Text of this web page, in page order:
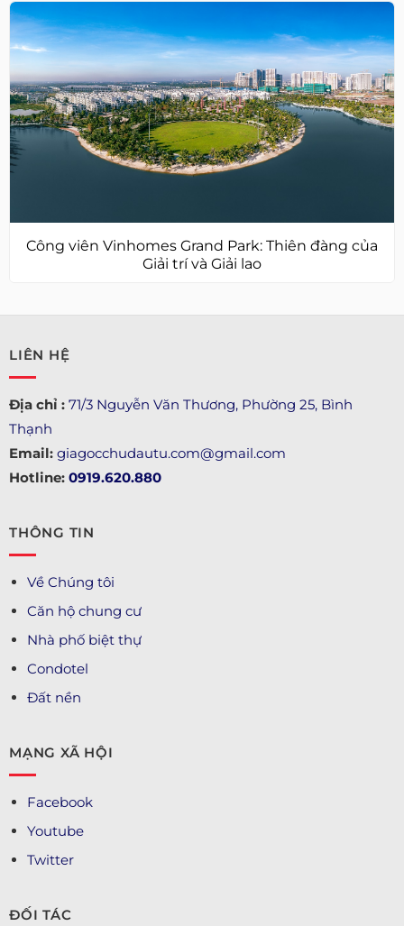
Công viên Vinhomes Grand Park: Thiên đàng của
Giải trí và Giải lao
LIÊN HỆ
Địa chỉ : 71/3 Nguyễn Văn Thương, Phường 25, Bình
Thạnh
Email: giagocchudautu.com@gmail.com
Hotline: 0919.620.880
THÔNG TIN
Về Chúng tôi
Căn hộ chung cư
Nhà phố biệt thự
Condotel
Đất nền
MẠNG XÃ HỘI
Facebook
Youtube
Twitter
ĐỐI TÁC